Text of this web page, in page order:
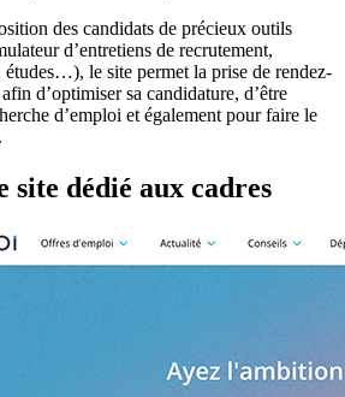
des candidats de précieux outils
d’entretiens de recrutement,
études…), le site permet la prise de rendez-
d’optimiser sa candidature, d’être
d’emploi et également pour faire le
site dédié aux cadres